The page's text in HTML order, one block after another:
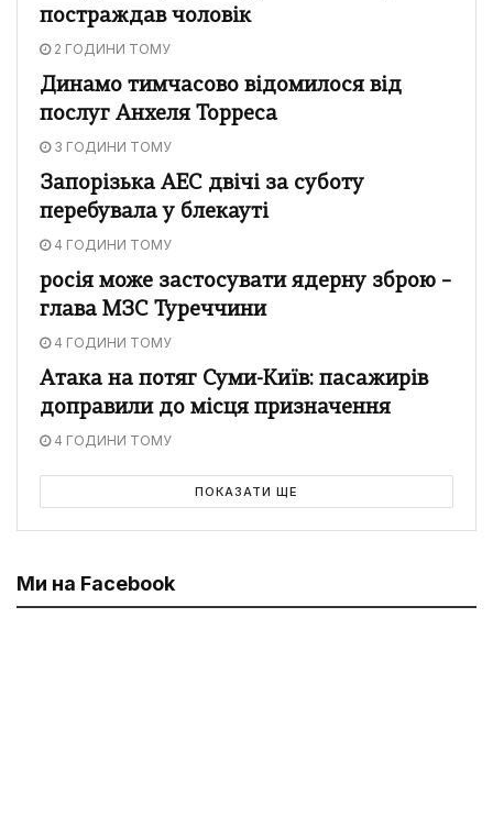
постраждав чоловік
2 ГОДИНИ ТОМУ
Динамо тимчасово відомилося від
послуг Анхеля Торреса
3 ГОДИНИ ТОМУ
Запорізька АЕС двічі за суботу
перебувала у блекауті
4 ГОДИНИ ТОМУ
росія може застосувати ядерну зброю –
глава МЗС Туреччини
4 ГОДИНИ ТОМУ
Атака на потяг Суми-Київ: пасажирів
доправили до місця призначення
4 ГОДИНИ ТОМУ
ПОКАЗАТИ ЩЕ
Ми на Facebook